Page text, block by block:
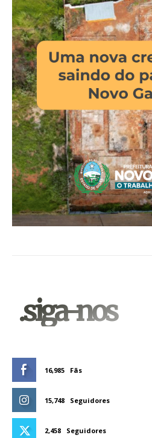
.siga-nos
16,985 Fãs
15,748 Seguidores
2,458 Seguidores